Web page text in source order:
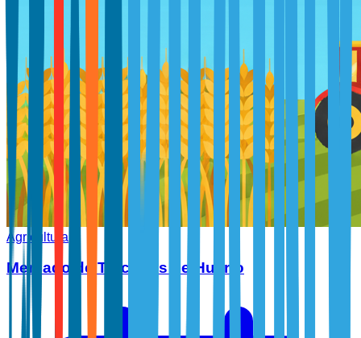
Agricultura
Mercado de Tractores de Huerto